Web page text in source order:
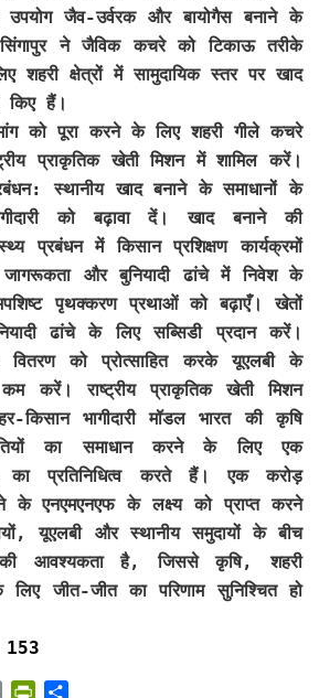
जैव-उर्वरक और बायोगैस बनाने के
ने जैविक कचरे को टिकाऊ तरीके
शहरी क्षेत्रों में सामुदायिक स्तर पर खाद
किए हैं।
को पूरा करने के लिए शहरी गीले कचरे
प्राकृतिक खेती मिशन में शामिल करें।
स्थानीय खाद बनाने के समाधानों के
को बढ़ावा दें। खाद बनाने की
प्रबंधन में किसान प्रशिक्षण कार्यक्रमों
और बुनियादी ढांचे में निवेश के
पृथक्करण प्रथाओं को बढ़ाएँ। खेतों
ढांचे के लिए सब्सिडी प्रदान करें।
को प्रोत्साहित करके यूएलबी के
करें। राष्ट्रीय प्राकृतिक खेती मिशन
किसान भागीदारी मॉडल भारत की कृषि
का समाधान करने के लिए एक
का प्रतिनिधित्व करते हैं। एक करोड़
के एनएमएनएफ के लक्ष्य को प्राप्त करने
यूएलबी और स्थानीय समुदायों के बीच
की आवश्यकता है, जिससे कृषि, शहरी
जीत-जीत का परिणाम सुनिश्चित हो
153